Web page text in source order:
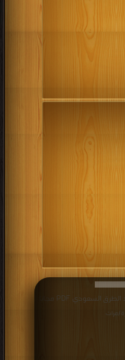
قراءة و تحميل كتاب كتاب أفكار ومقترحات لتطوير كود الطرق السعودي PDF مجانا |
مرات